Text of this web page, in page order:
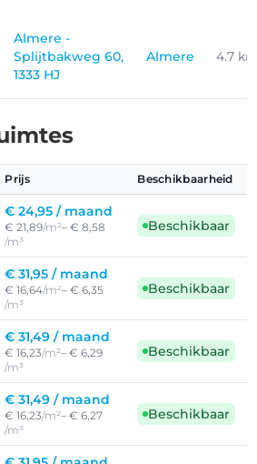
Almere -
Splijtbakweg 60,
1333 HJ
Almere 4.7
Prijs Beschikbaarheid
€ 24,95 / maand
€ 21,89/m²– € 8,58
/m³
Beschikbaar
€ 31,95 / maand
€ 16,64/m²– € 6,35
/m³
Beschikbaar
€ 31,49 / maand
€ 16,23/m²– € 6,29
/m³
Beschikbaar
€ 31,49 / maand
€ 16,23/m²– € 6,27
/m³
Beschikbaar